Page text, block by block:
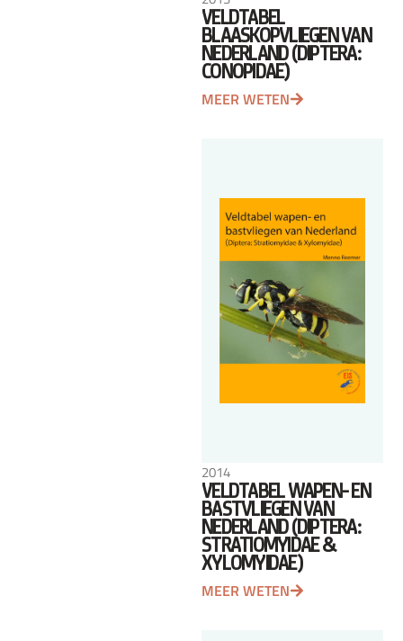
VELDTABEL
BLAASKOPVLIEGEN VAN
NEDERLAND (DIPTERA:
CONOPIDAE)
MEER WETEN
2014
VELDTABEL WAPEN- EN
BASTVLIEGEN VAN
NEDERLAND (DIPTERA:
STRATIOMYIDAE &
XYLOMYIDAE)
MEER WETEN